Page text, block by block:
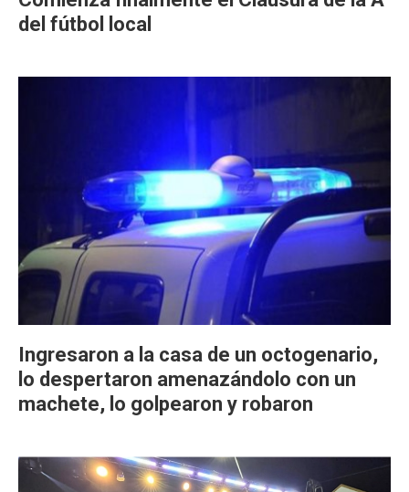
del fútbol local
Ingresaron a la casa de un octogenario,
lo despertaron amenazándolo con un
machete, lo golpearon y robaron